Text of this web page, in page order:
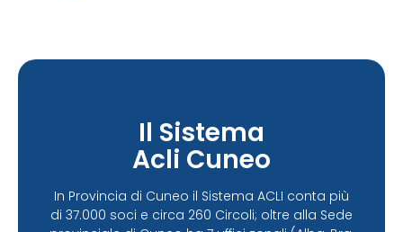
Il Sistema
Acli Cuneo
In Provincia di Cuneo il Sistema ACLI conta più
di 37.000 soci e circa 260 Circoli; oltre alla Sede